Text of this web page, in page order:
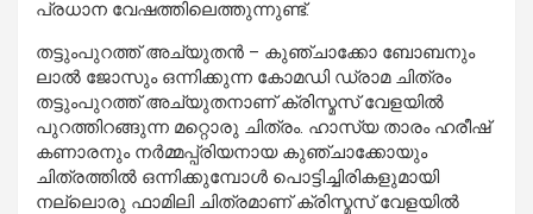
പ്രധാന വേഷത്തിലെത്തുന്നുണ്ട്.
തട്ടുംപുറത്ത് അച്യുതന്‍ – കുഞ്ചാക്കോ ബോബനും
ലാല്‍ ജോസും ഒന്നിക്കുന്ന കോമഡി ഡ്രാമ ചിത്രം
തട്ടുംപുറത്ത് അച്യുതനാണ് ക്രിസ്മസ് വേളയില്‍
പുറത്തിറങ്ങുന്ന മറ്റൊരു ചിത്രം. ഹാസ്യ താരം ഹരീഷ്
കണാരനും നര്‍മ്മപ്പ്രിയനായ കുഞ്ചാക്കോയും
ചിത്രത്തില്‍ ഒന്നിക്കുമ്പോള്‍ പൊട്ടിച്ചിരികളുമായി
നല്ലൊരു ഫാമിലി ചിത്രമാണ് ക്രിസ്മസ് വേളയില്‍